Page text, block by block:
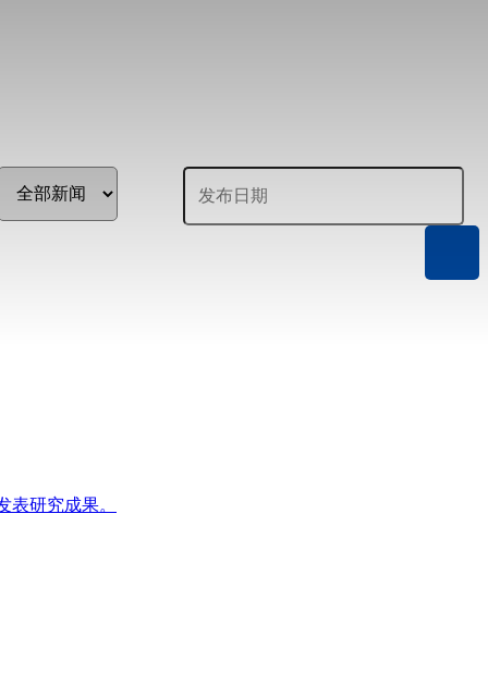
表研究成果。